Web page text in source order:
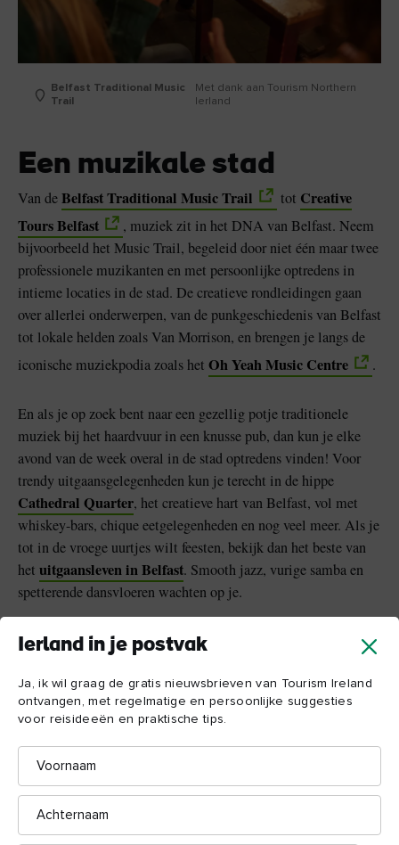
Ierland in je postvak
Ja, ik wil graag de gratis nieuwsbrieven van Tourism Ireland
ontvangen, met regelmatige en persoonlijke suggesties
voor reisideeën en praktische tips.
Voornaam
Achternaam
Belfast Traditional Music
Trail
Met dank aan Tourism Northern
Ierland
Een muzikale stad
Van deBelfast Traditional Music Trail tot Creative
Tours Belfast
, muziek zit in het DNA van Belfast. Neem
bijvoorbeeld het Music Trail, begeleid door niet één maar twee
professionele muzikanten en met persoonlijke optredens in
intieme locaties in de stad. De creatieve rondleidingen gaan
over allerlei onderwerpen, van de punkgeschiedenis van Belfast
tot lokale helden zoals Van Morrison, en brengen je langs de
iconische muziekpodia zoals het Oh Yeah Music Centre .
En als je op zoek bent naar een gezellig potje traditionele
muziek bij het haardvuur in een knusse pub, dan kun je elke
avond van de week overal in de stad optredens vinden! Voor
trendy uitgaansgelegenheden kun je terecht in de hippe
Cathedral Quarter, het creatieve hart van Belfast, vol met
whiskey-bars, chique eetgelegenheden en nog veel meer. Als je
tot in de vroege uurtjes wilt feesten, bekijk dan het beste van
het uitgaansleven in Belfast. Smooth jazz, vurige samba en
spetterende dansvloeren wachten op je.